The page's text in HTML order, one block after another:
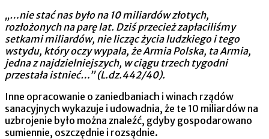
„…nie stać nas było na 10 miliardów złotych,
rozłożonych na parę lat. Dziś przecież zapłaciliśmy
setkami miliardów, nie licząc życia ludzkiego i tego
wstydu, który oczy wypala, że Armia Polska, ta Armia,
jedna z najdzielniejszych, w ciągu trzech tygodni
przestała istnieć…” (L.dz.442/40).
Inne opracowanie o zaniedbaniach i winach rządów
sanacyj­nych wykazuje i udowadnia, że te 10 miliardów na
uzbrojenie było można znaleźć, gdyby gospodarowano
sumiennie, oszczęd­nie i rozsądnie.